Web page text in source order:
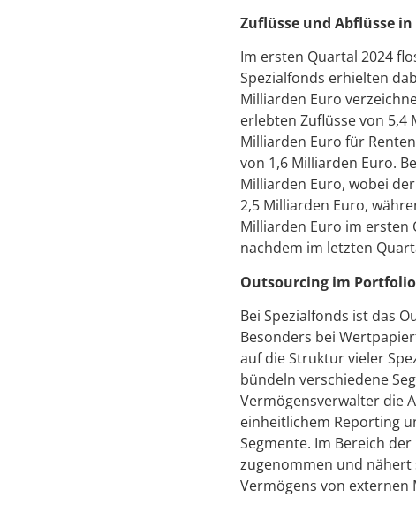
Zuflüsse und Abflüsse in
Im ersten Quartal 2024
Spezialfonds erhielten
Milliarden Euro
erlebten Zuflüsse von 5,4
Milliarden Euro für
von 1,6 Milliarden Euro.
Milliarden Euro, wobei
2,5 Milliarden Euro,
Milliarden Euro im ersten
nachdem im letzten
Outsourcing im
Bei Spezialfonds ist das
Besonders bei
auf die Struktur vieler
bündeln verschiedene
Vermögensverwalter die
einheitlichem Reporting
Segmente. Im Bereich
zugenommen und nähert
Vermögens von externen